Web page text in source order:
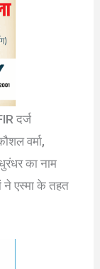
दर्ज
वर्मा,
का नाम
ने एस्मा के तहत